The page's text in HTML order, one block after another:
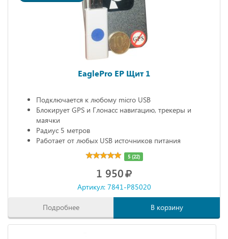
EaglePro EP Щит 1
Подключается к любому micro USB
Блокирует GPS и Глонасс навигацию, трекеры и
маячки
Радиус 5 метров
Работает от любых USB источников питания
Габариты: 68х20х10 мм
5 (22)
1 950
Артикул: 7841-P85020
Подробнее В корзину